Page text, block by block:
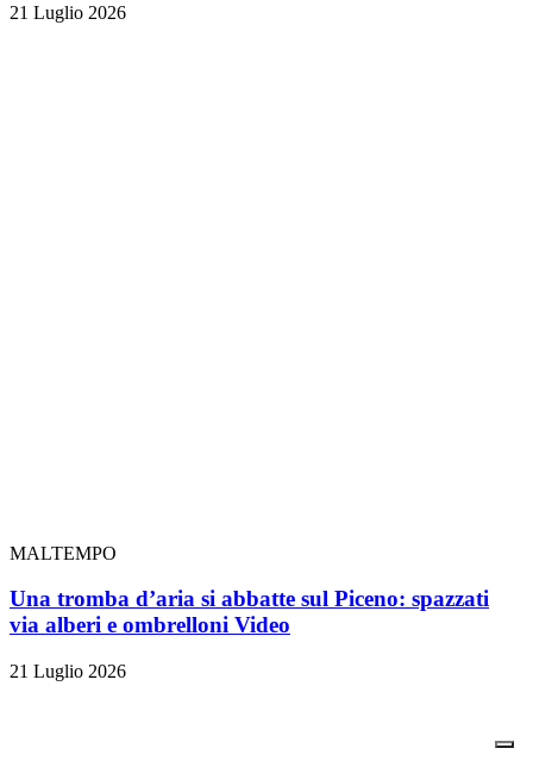
21 Luglio 2026
MALTEMPO
Una tromba d’aria si abbatte sul Piceno: spazzati
via alberi e ombrelloni Video
21 Luglio 2026